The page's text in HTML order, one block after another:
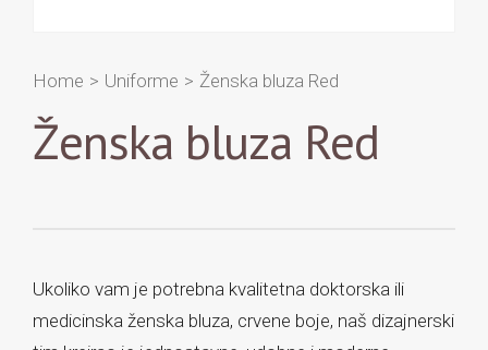
Home > Uniforme > Ženska bluza Red
Ženska bluza Red
Ukoliko vam je potrebna kvalitetna doktorska ili
medicinska ženska bluza, crvene boje, naš dizajnerski